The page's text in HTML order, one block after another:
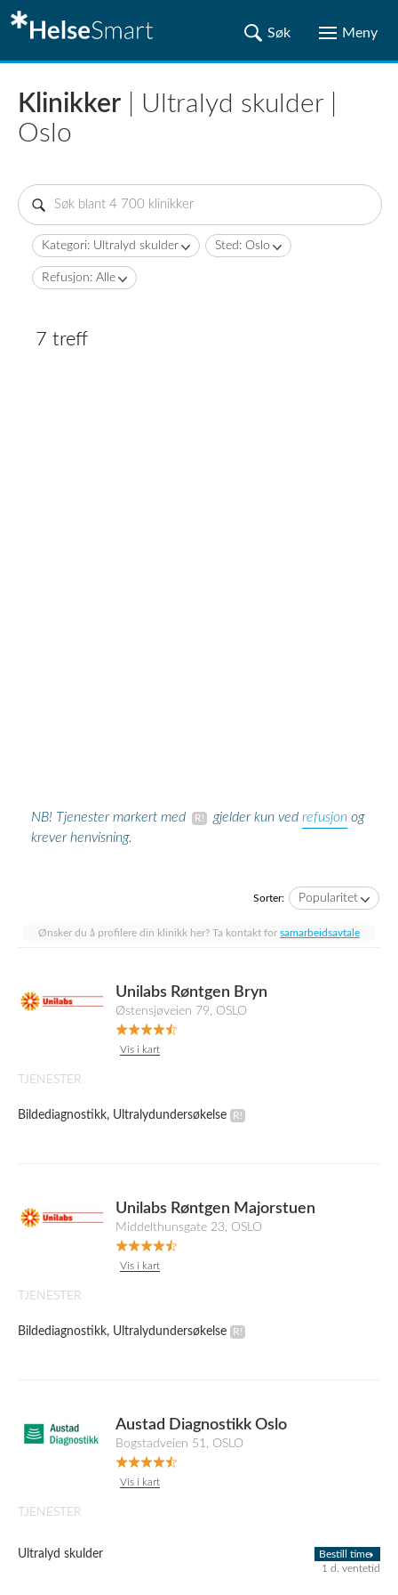
Klinikker | Ultralyd skulder |
Oslo
Kategori: Ultralyd skulder Sted: Oslo
Refusjon: Alle
7 treff
NB! Tjenester markert med gjelder kun ved refusjon og
krever henvisning.
Sorter: Popularitet
Ønsker du å profilere din klinikk her? Ta kontakt for samarbeidsavtale
Unilabs Røntgen Bryn
Østensjøveien 79, OSLO
Vis i kart
TJENESTER
Bildediagnostikk, Ultralydundersøkelse
Unilabs Røntgen Majorstuen
Middelthunsgate 23, OSLO
Vis i kart
TJENESTER
Bildediagnostikk, Ultralydundersøkelse
Austad Diagnostikk Oslo
Bogstadveien 51, OSLO
Vis i kart
TJENESTER
Ultralyd skulder
Bestill time
1 d. ventetid